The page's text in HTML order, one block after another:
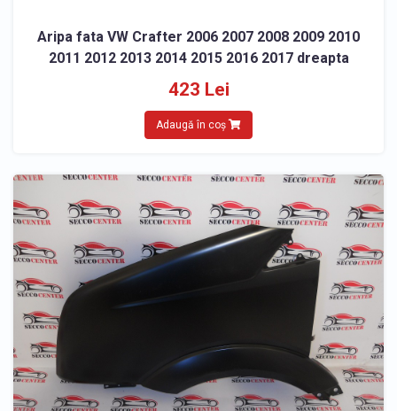
Aripa fata VW Crafter 2006 2007 2008 2009 2010
2011 2012 2013 2014 2015 2016 2017 dreapta
423 Lei
Adaugă în coș